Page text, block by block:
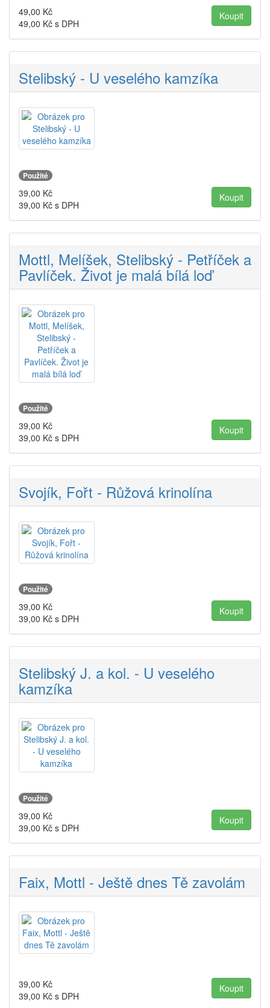
49,00 Kč
49,00 Kč s DPH
Stelibský - U veselého kamzíka
Použité
39,00 Kč
39,00 Kč s DPH
Mottl, Melíšek, Stelibský - Petříček a
Pavlíček. Život je malá bílá loď
Použité
39,00 Kč
39,00 Kč s DPH
Svojík, Fořt - Růžová krinolína
Použité
39,00 Kč
39,00 Kč s DPH
Stelibský J. a kol. - U veselého
kamzíka
Použité
39,00 Kč
39,00 Kč s DPH
Faix, Mottl - Ještě dnes Tě zavolám
39,00 Kč
39,00 Kč s DPH